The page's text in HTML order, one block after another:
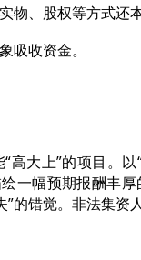
物、股权等方式还
吸收资金。
大上”的项目。以
一幅预期报酬丰
”的错觉。非法集资